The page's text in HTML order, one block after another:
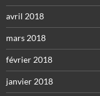
avril 2018
mars 2018
février 2018
janvier 2018